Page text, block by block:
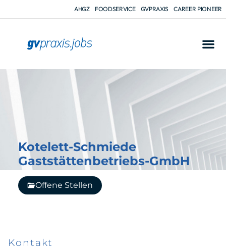
AHGZ FOODSERVICE GVPRAXIS CAREER PIONEER
Kotelett-Schmiede
Gaststättenbetriebs-GmbH
Offene Stellen
Kontakt